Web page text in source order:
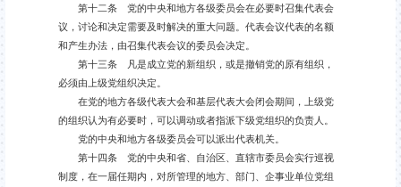
第十二条 党的中央和地方各级委员会在必要时召集代表会
议，讨论和决定需要及时解决的重大问题。代表会议代表的名额
和产生办法，由召集代表会议的委员会决定。
第十三条 凡是成立党的新组织，或是撤销党的原有组织，
必须由上级党组织决定。
在党的地方各级代表大会和基层代表大会闭会期间，上级党
的组织认为有必要时，可以调动或者指派下级党组织的负责人。
党的中央和地方各级委员会可以派出代表机关。
第十四条 党的中央和省、自治区、直辖市委员会实行巡视
制度，在一届任期内，对所管理的地方、部门、企事业单位党组